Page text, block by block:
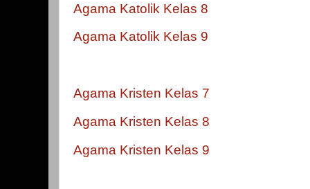
Agama Katolik Kelas 8
Agama Katolik Kelas 9
Agama Kristen Kelas 7
Agama Kristen Kelas 8
Agama Kristen Kelas 9